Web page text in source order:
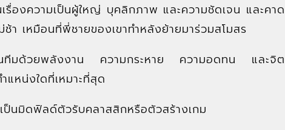
รื่องความเป็นผู้ใหญ่ บุคลิกภาพ และความชัดเจน และคาด
า เหมือนที่พี่ชายของเขาทำหลังย้ายมาร่วมสโมสร
นทีมด้วยพลังงาน ความกระหาย ความอดทน และจิต
หน่งใดที่เหมาะที่สุด
ป็นมิดฟิลด์ตัวรับคลาสสิกหรือตัวสร้างเกม